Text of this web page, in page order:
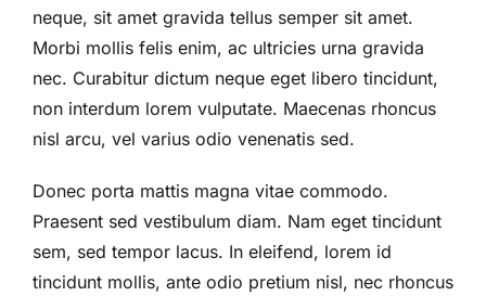
neque, sit amet gravida tellus semper sit amet.
Morbi mollis felis enim, ac ultricies urna gravida
nec. Curabitur dictum neque eget libero tincidunt,
non interdum lorem vulputate. Maecenas rhoncus
nisl arcu, vel varius odio venenatis sed.
Donec porta mattis magna vitae commodo.
Praesent sed vestibulum diam. Nam eget tincidunt
sem, sed tempor lacus. In eleifend, lorem id
tincidunt mollis, ante odio pretium nisl, nec rhoncus